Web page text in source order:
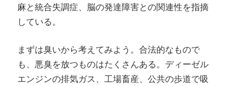
麻と統合失調症、脳の発達障害との関連性を指摘
している。
まずは臭いから考えてみよう。合法的なもので
も、悪臭を放つものはたくさんある。ディーゼル
エンジンの排気ガス、工場畜産、公共の歩道で吸